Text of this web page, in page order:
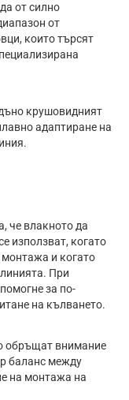
от силно
от
които търсят
крушовидният
адаптиране на
че влакното да
използват, когато
и когато
При
за по-
на кълването.
обръщат внимание
баланс между
на монтажа на